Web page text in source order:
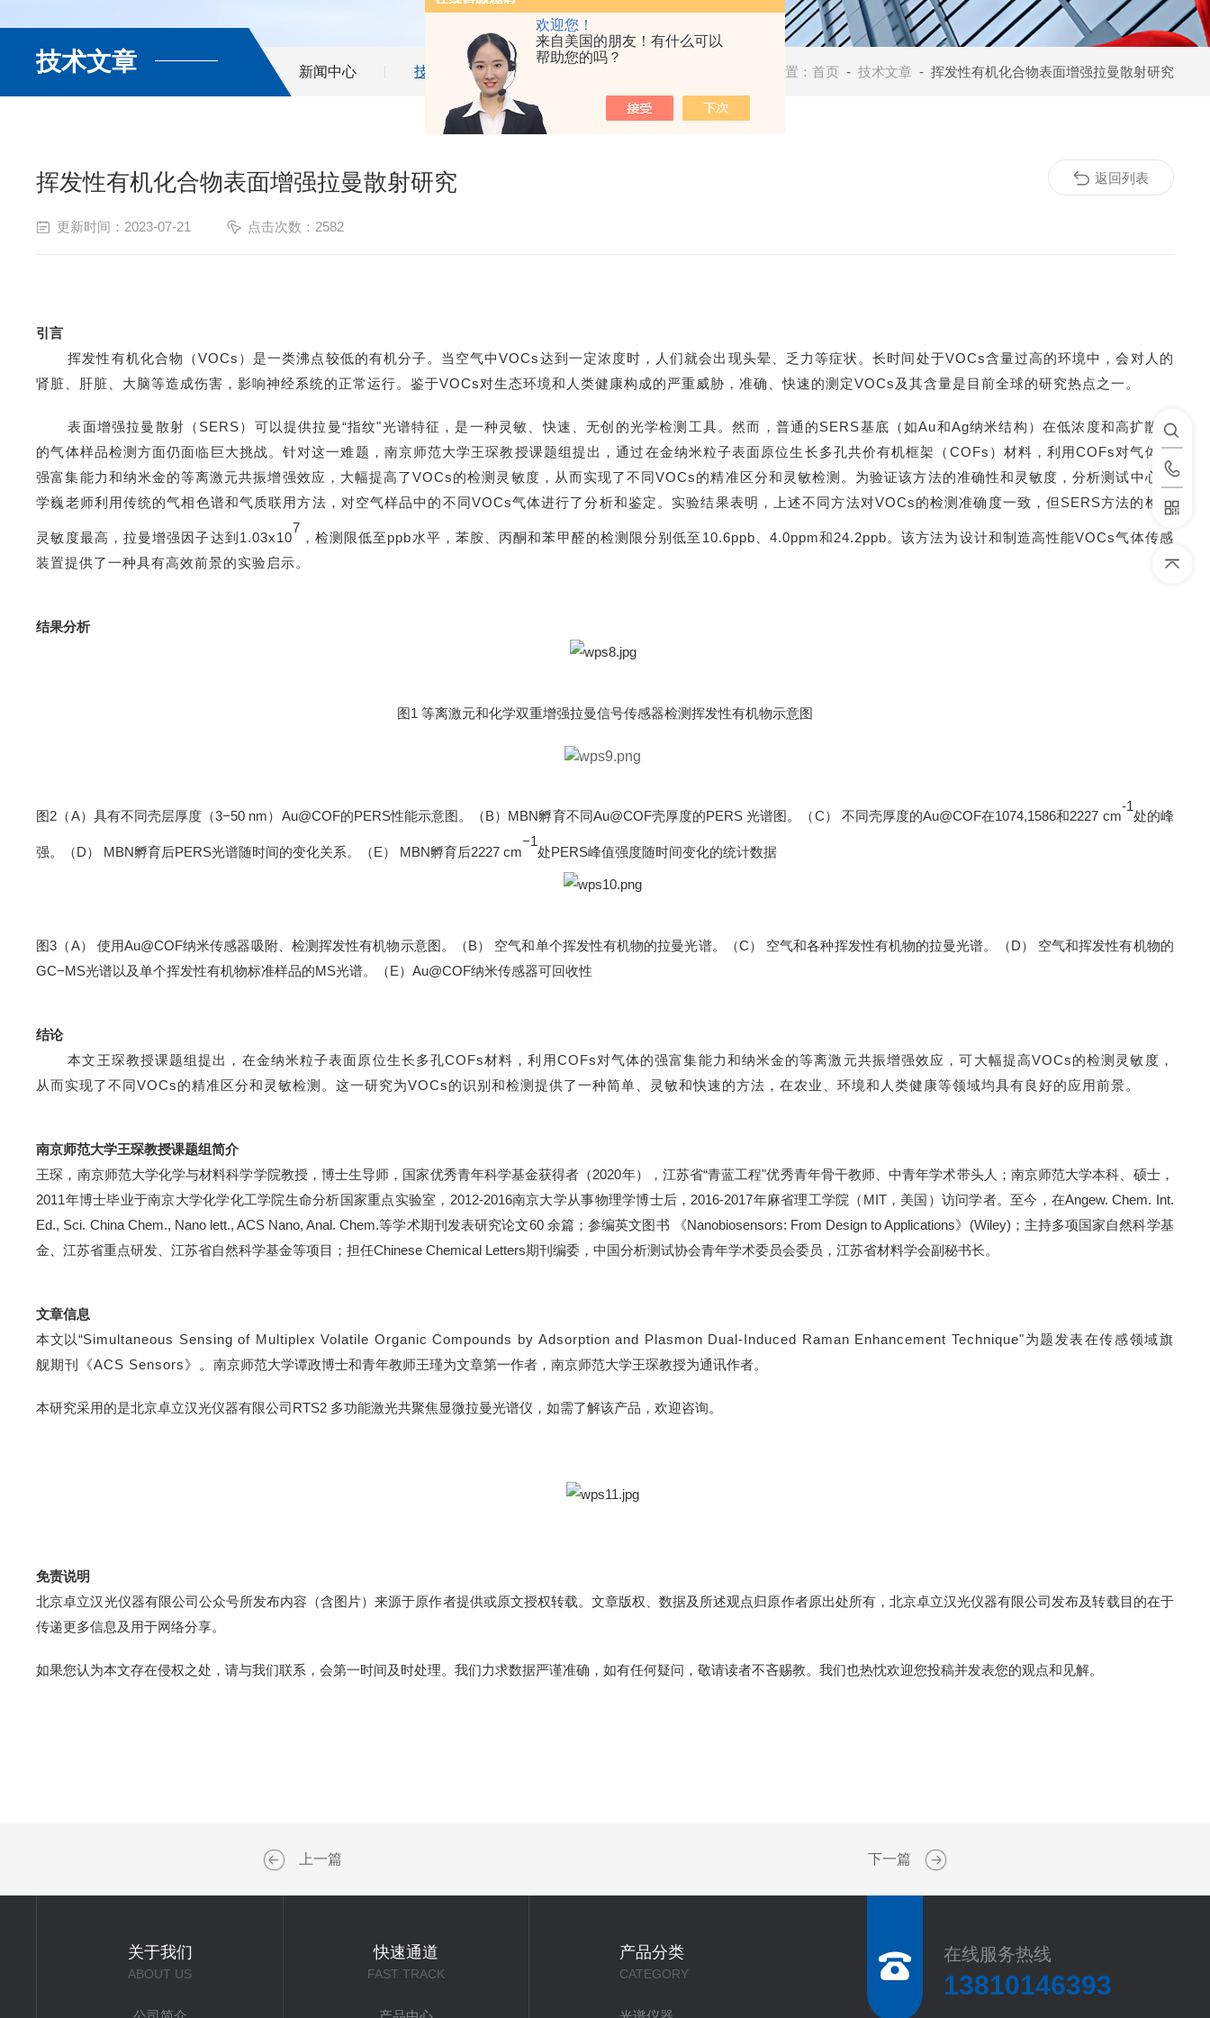
欢迎您！
来自美国的朋友！有什么可以
帮助您的吗？
技术文章 新闻中心 技术文章 当前位置： 首页 - 技术文章 - 挥发性有机化合物表面增强拉曼散射研究
挥发性有机化合物表面增强拉曼散射研究
更新时间：2023-07-21 点击次数：2582
引言
挥发性有机化合物（VOCs）是一类沸点较低的有机分子。当空气中VOCs达到一定浓度时，人们就会出现头晕、乏力等症状。长时间处于VOCs含量过高的环境中，会对人的
肾脏、肝脏、大脑等造成伤害，影响神经系统的正常运行。鉴于VOCs对生态环境和人类健康构成的严重威胁，准确、快速的测定VOCs及其含量是目前全球的研究热点之一。
表面增强拉曼散射（ SERS）可以提供拉曼“指纹"光谱特征，是一种灵敏、快速、无创的光学检测工具。然而，普通的SERS基底（如Au和Ag纳米结构）在低浓度和高扩散性
的气体样品检测方面仍面临巨大挑战。针对这一难题，南京师范大学王琛教授课题组提出，通过在金纳米粒子表面原位生长多孔共价有机框架（ COFs）材料，利用COFs对气体的
强富集能力和纳米金的等离激元共振增强效应，大幅提高了VOCs的检测灵敏度，从而实现了不同VOCs的精准区分和灵敏检测。为验证该方法的准确性和灵敏度，分析测试中心廖
学巍老师利用传统的气相色谱和气质联用方法，对空气样品中的不同VOCs气体进行了分析和鉴定。实验结果表明，上述不同方法对VOCs的检测准确度一致，但SERS方法的检测
灵敏度最高，拉曼增强因子达到 1.03x10
7
，检测限低至ppb水平， 苯胺、丙酮和苯甲醛的检测限分别低至 10.6ppb、4.0ppm和24.2ppb。该方法为设计和制造高性能VOCs气体传感
装置提供了一种具有高效前景的实验启示。
结果分析
图1 等离激元和化学双重增强拉曼信号传感器检测挥发性有机物示意图
图2 （A）具有不同壳层厚度（3−50 nm） Au@COF的PERS性能示意图。（B） MBN孵育不同Au@COF壳厚度的PERS光谱图。（C） 不同壳厚度的Au@COF在1074,1586和2227 cm
-1
处的峰
强。（D） MBN孵育后PERS光谱随时间的变化关系。（E） MBN孵育后2227 cm
−1
处PERS峰值强度随时间变化的统计数据
图3 （A） 使用Au@COF纳米传感器吸附、检测挥发性有机物示意图。（B） 空气和单个挥发性有机物的拉曼光谱。（C） 空气和各种挥发性有机物的拉曼光谱。（D） 空气和挥发性有机物的
GC−MS光谱以及单个挥发性有机物标准样品的MS光谱。（E）Au@COF纳米传感器可回收性
结论
本文王琛教授课题组提出，在金纳米粒子表面原位生长多孔COFs材料，利用COFs对气体的强富集能力和纳米金的等离激元共振增强效应，可大幅提高VOCs的检测灵敏度，
从而实现了不同VOCs的精准区分和灵敏检测。这一研究为VOCs的识别和检测提供了一种简单、灵敏和快速的方法，在农业、环境和人类健康等领域均具有良好的应用前景。
南京师范大学王琛教授课题组简介
王琛，南京师范大学化学与材料科学学院教授，博士生导师，国家优秀青年科学基金获得者（2020年），江苏省“青蓝工程"优秀青年骨干教师、中青年学术带头人；南京师范大学本科、硕士，
2011年博士毕业于南京大学化学化工学院生命分析国家重点实验室， 2012-2016南京大学从事物理学博士后， 2016-2017年麻省理工学院（ MIT，美国）访问学者。至今，在Angew. Chem. Int.
Ed., Sci. China Chem., Nano lett., ACS Nano, Anal. Chem.等学术期刊发表研究论文60 余篇；参编英文图书 《Nanobiosensors: From Design to Applications》 (Wiley) ；主持多项国家自然科学基
金、江苏省重点研发、江苏省自然科学基金等项目；担任Chinese Chemical Letters期刊编委，中国分析测试协会青年学术委员会委员，江苏省材料学会副秘书长。
文章信息
本文以“Simultaneous Sensing of Multiplex Volatile Organic Compounds by Adsorption and Plasmon Dual-Induced Raman Enhancement Technique"为题发表在传感领域旗
舰期刊《ACS Sensors》。南京师范大学谭政博士和青年教师王瑾为文章第一作者，南京师范大学王琛教授为通讯作者。
本研究采用的是北京卓立汉光仪器有限公司RTS2 多功能激光共聚焦显微拉曼光谱仪，如需了解该产品，欢迎咨询。
免责说明
北京卓立汉光仪器有限公司公众号所发布内容（含图片）来源于原作者提供或原文授权转载。文章版权、数据及所述观点归原作者原出处所有，北京卓立汉光仪器有限公司发布及转载目的在于
传递更多信息及用于网络分享。
如果您认为本文存在侵权之处，请与我们联系，会第一时间及时处理。我们力求数据严谨准确，如有任何疑问，敬请读者不吝赐教。我们也热忱欢迎您投稿并发表您的观点和见解。
返回列表
上一篇 下一篇
关于我们
ABOUT US
快速通道
FAST TRACK
产品分类
CATEGORY
在线服务热线
13810146393